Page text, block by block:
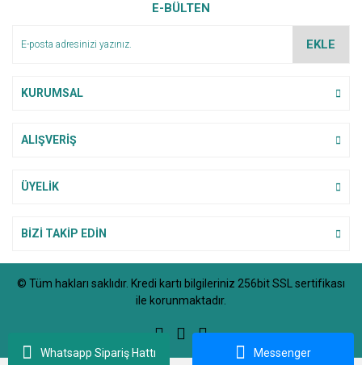
Whatsapp Sipariş Hattı Messenger
Ürün açıklamasında eksik bilgiler bulunuyor.
E-BÜLTEN
EKLE
KURUMSAL
ALIŞVERİŞ
ÜYELİK
BİZİ TAKİP EDİN
© Tüm hakları saklıdır. Kredi kartı bilgileriniz 256bit SSL sertifikası
ile korunmaktadır.